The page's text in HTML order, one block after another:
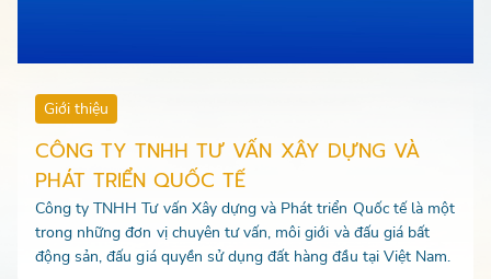
Giới thiệu
CÔNG TY TNHH TƯ VẤN XÂY DỰNG VÀ
PHÁT TRIỂN QUỐC TẾ
Công ty TNHH Tư vấn Xây dựng và Phát triển Quốc tế là một
trong những đơn vị chuyên tư vấn, môi giới và đấu giá bất
động sản, đấu giá quyền sử dụng đất hàng đầu tại Việt Nam.